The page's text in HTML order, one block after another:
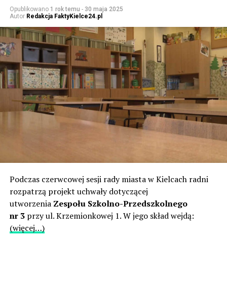
Opublikowano 1 rok temu - 30 maja 2025
Autor Redakcja FaktyKielce24.pl
Podczas czerwcowej sesji rady miasta w Kielcach radni
rozpatrzą projekt uchwały dotyczącej
utworzenia Zespołu Szkolno-Przedszkolnego
nr 3przy ul. Krzemionkowej 1. W jego skład wejdą:
(więcej…)